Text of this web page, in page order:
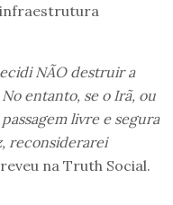
NÃO destruir a
entanto, se o Irã, ou
livre e segura
reconsiderarei
na Truth Social.